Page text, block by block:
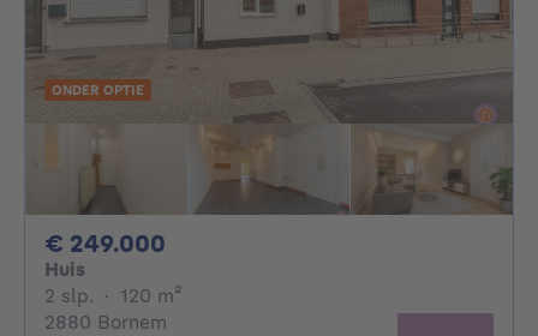
ONDER OPTIE
€ 249.000
Huis
2 slp. 2 slaapkamers
· 120 m²
2880 Bornem